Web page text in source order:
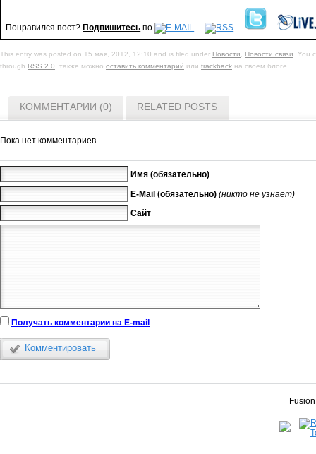
Понравился пост? Подпишитесь по
This entry was posted on 15 мая, 2012, 12:10 and is filed under Новости, Новости связи. You
through RSS 2.0. также можно оставить комментарий или trackback на своем блоге.
КОММЕНТАРИИ (0) RELATED POSTS
Пока нет комментариев.
Имя (обязательно)
E-Mail (обязательно) (никто не узнает)
Сайт
Получать комментарии на E-mail
Комментировать